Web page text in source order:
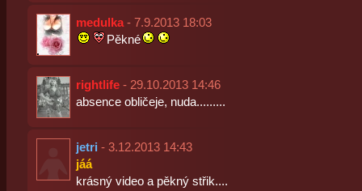
medulka- 7.9.2013 18:03
Pěkné
rightlife- 29.10.2013 14:46
absence obličeje, nuda.........
jetri - 3.12.2013 14:43
jáá
krásný video a pěkný střik....